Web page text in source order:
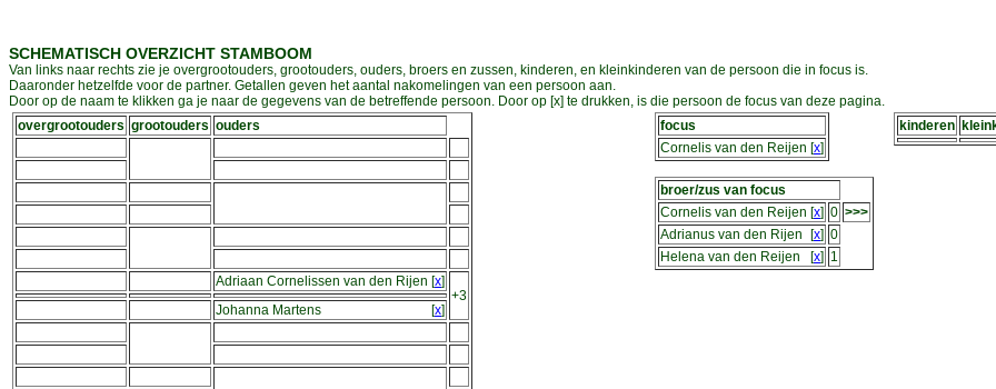
SCHEMATISCH OVERZICHT STAMBOOM
Van links naar rechts zie je overgrootouders, grootouders, ouders, broers en zussen, kinderen, en kleinkinderen van de persoon die in focus is.
Daaronder hetzelfde voor de partner. Getallen geven het aantal nakomelingen van een persoon aan.
Door op de naam te klikken ga je naar de gegevens van de betreffende persoon. Door op [x] te drukken, is die persoon de focus van deze pagina.
overgrootouders grootouders ouders
Adriaan Cornelissen van den Rijen [x]
+3
Johanna Martens
[x]
focus
Cornelis van den Reijen [x]
broer/zus van focus
Cornelis van den Reijen [x] 0 >>>
Adrianus van den Rijen
[x] 0
Helena van den Reijen
[x] 1
kinderen